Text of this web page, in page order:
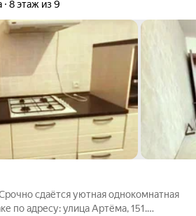
8 этаж из 9
сдаётся уютная однокомнатная
по адресу: улица Артёма, 151.